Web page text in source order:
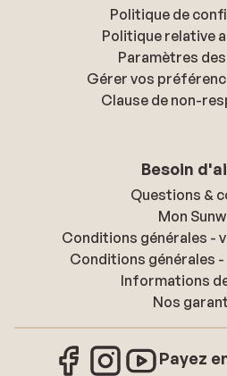
Politique de
Politique relative
Paramètres
Gérer vos
Clause de non-
Besoin
Questions &
Mon
Conditions générales -
Conditions générales -
Informations
Nos
Payez